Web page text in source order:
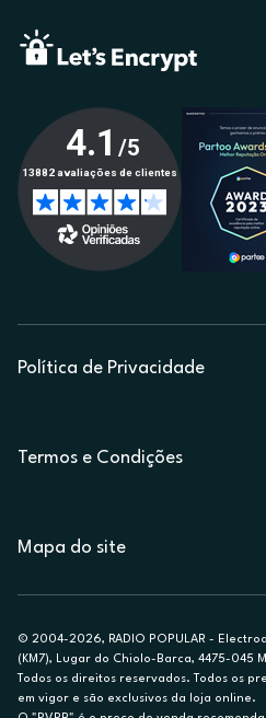
Política de Privacidade
Termos e Condições
Mapa do site
© 2004-2026, RADIO POPULAR -
(KM7), Lugar do Chiolo-Barca, 4475-045
Todos os direitos reservados. Todos os
em vigor e são exclusivos da loja online.